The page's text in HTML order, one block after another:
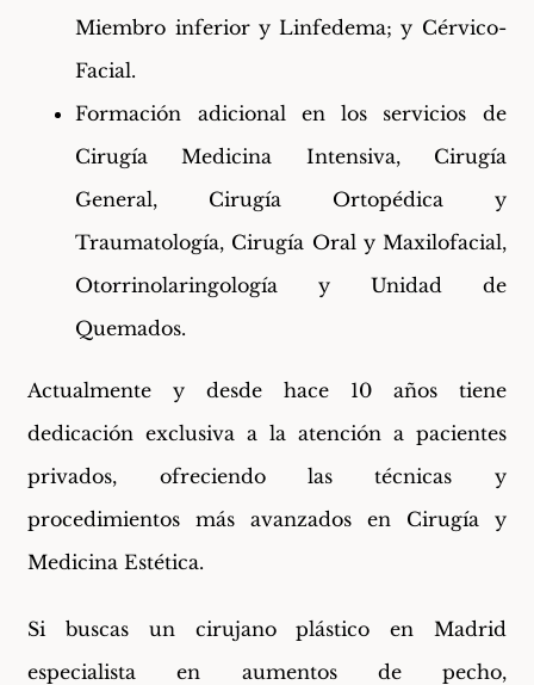
Miembro inferior y Linfedema; y Cérvico-
Facial.
Formación adicional en los servicios de
Cirugía Medicina Intensiva, Cirugía
General, Cirugía Ortopédica y
Traumatología, Cirugía Oral y Maxilofacial,
Otorrinolaringología y Unidad de
Quemados.
Actualmente y desde hace 10 años tiene
dedicación exclusiva a la atención a pacientes
privados, ofreciendo las técnicas y
procedimientos más avanzados en Cirugía y
Medicina Estética.
Si buscas un cirujano plástico en Madrid
especialista en aumentos de pecho,